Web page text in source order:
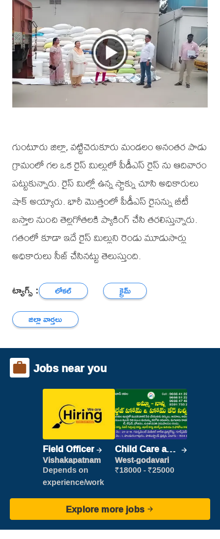
గుంటూరు జిల్లా, వట్టిచెరుకూరు మండలం అనంతర పాడు
గ్రామంలో గల ఒక రైస్ మిల్లులో పీడీఎస్ రైస్ ను ఆదివారం
పట్టుకున్నారు. రైస్ మిల్లో ఉన్న స్టాక్ను చూసి అధికారులు
షాక్ అయ్యారు. భారీ మొత్తంలో పీడీఎస్ రైసన్ను బీటీ
బస్తాల నుంచి తెల్లగోతలకి ప్యాకింగ్ చేసి తరలిస్తున్నారు.
గతంలో కూడా ఇదే రైస్ మిల్లుని రెండు మూడుసార్లు
అధికారులు సీజ్ చేసినట్టు తెలుస్తుంది.
ట్యాగ్స్ : లోకల్
క్రైమ్
జిల్లా వార్తలు
Jobs near you
Field Officer
Vishakapatnam
Depends on
experience/work
Child Care and
Patient care
West-godavari
₹18000 - ₹25000
Explore more jobs